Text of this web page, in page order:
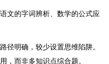
的字词辨析、数学的公式应
明确，较少设置思维陷阱。
，而非多知识点综合题。